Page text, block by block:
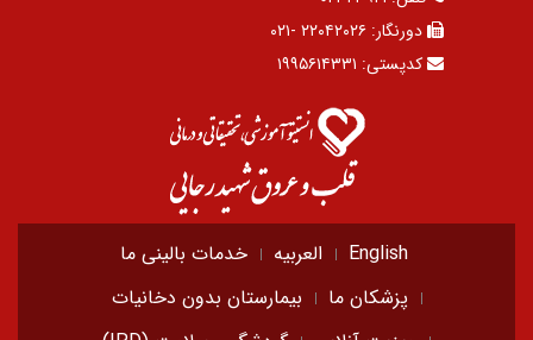
دورنگار: ۲۲۰۴۲۰۲۶ -۰۲۱
کدپستی: ۱۹۹۵۶۱۴۳۳۱
English العربیه
خدمات بالینی ما
پزشکان ما
بیمارستان بدون دخانیات